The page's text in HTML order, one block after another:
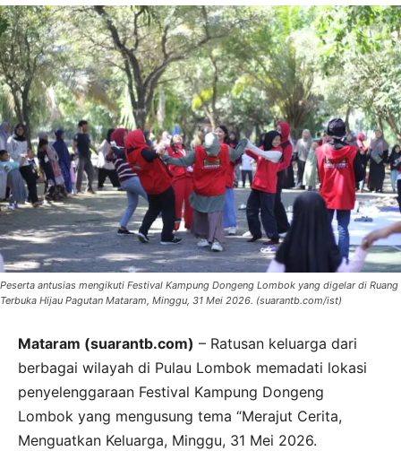
Peserta antusias mengikuti Festival Kampung Dongeng Lombok yang digelar di Ruang
Terbuka Hijau Pagutan Mataram, Minggu, 31 Mei 2026. (suarantb.com/ist)
Mataram (suarantb.com) – Ratusan keluarga dari
berbagai wilayah di Pulau Lombok memadati lokasi
penyelenggaraan Festival Kampung Dongeng
Lombok yang mengusung tema “Merajut Cerita,
Menguatkan Keluarga, Minggu, 31 Mei 2026.